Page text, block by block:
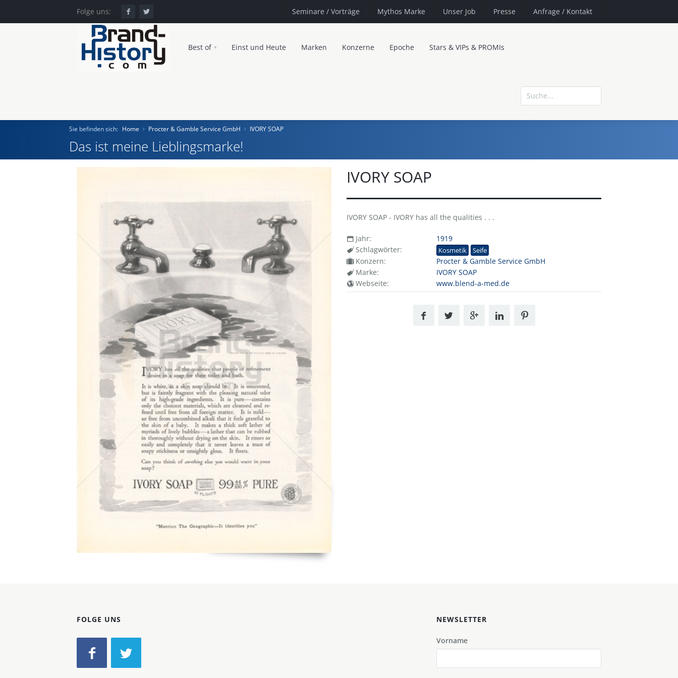
Folge uns: Seminare / Vorträge Mythos Marke Unser Job Presse Anfrage / Kontakt
Best of Einst und Heute Marken Konzerne Epoche Stars & VIPs & PROMIs
Home
Konzerne
Epoche
Sie befinden sich: Home Procter & Gamble Service GmbH IVORY SOAP
Das ist meine Lieblingsmarke!
IVORY SOAP
IVORY SOAP - IVORY has all the qualities . . .
Jahr:
1919
Schlagwörter:
Kosmetik Seife
Konzern:
Procter & Gamble Service GmbH
Marke:
IVORY SOAP
Webseite:
www.blend-a-med.de
FOLGE UNS NEWSLETTER
Vorname